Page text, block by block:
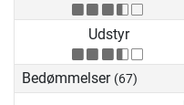
Udstyr
Bedømmelser (67)